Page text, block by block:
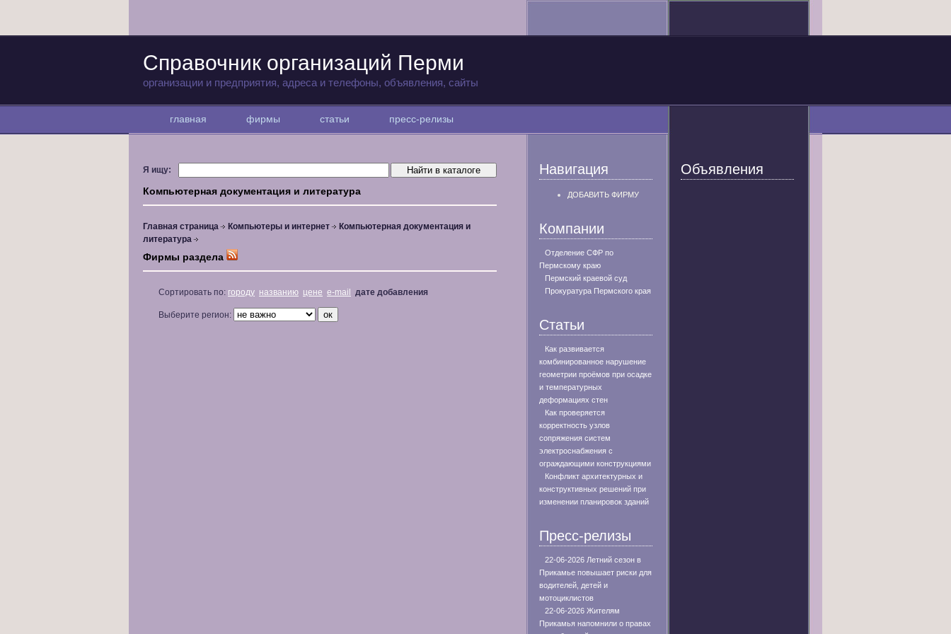
Справочник организаций Перми
организации и предприятия, адреса и телефоны, объявления, сайты
главная фирмы статьи пресс-релизы
Я ищу:
Компьютерная документация и литература
Главная страница Компьютеры и интернет
Компьютерная документация и
литература
Фирмы раздела
Сортировать по: городу названию цене e-mail дате добавления
Выберите регион:
Навигация
ДОБАВИТЬ ФИРМУ
Компании
Отделение СФР по
Пермскому краю
Пермский краевой суд
Прокуратура Пермского края
Статьи
Как развивается
комбинированное нарушение
геометрии проёмов при осадке
и температурных
деформациях стен
Как проверяется
корректность узлов
сопряжения систем
электроснабжения с
ограждающими конструкциями
Конфликт архитектурных и
конструктивных решений при
изменении планировок зданий
Пресс-релизы
22-06-2026 Летний сезон в
Прикамье повышает риски для
водителей, детей и
мотоциклистов
22-06-2026 Жителям
Прикамья напомнили о правах
Объявления